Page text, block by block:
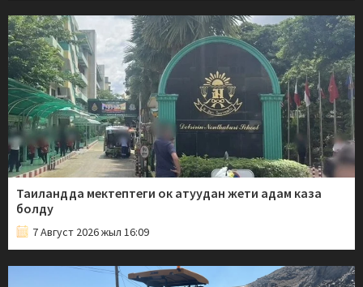
Таиландда мектептеги ок атуудан жети адам каза
болду
7 Август 2026 жыл 16:09